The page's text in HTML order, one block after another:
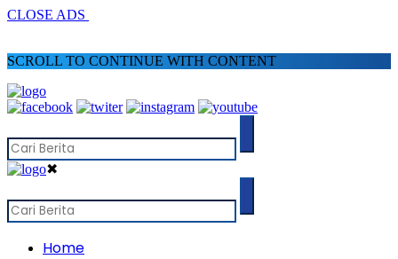
CLOSE ADS
SCROLL TO CONTINUE WITH CONTENT
✖
Home